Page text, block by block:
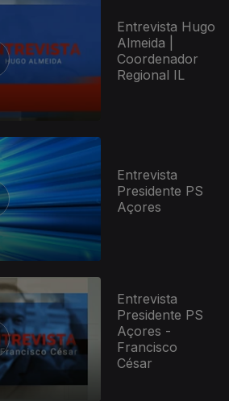
Entrevista Hugo
Almeida |
Coordenador
Regional IL
Entrevista
Presidente PS
Açores
Entrevista
Presidente PS
Açores -
Francisco
César